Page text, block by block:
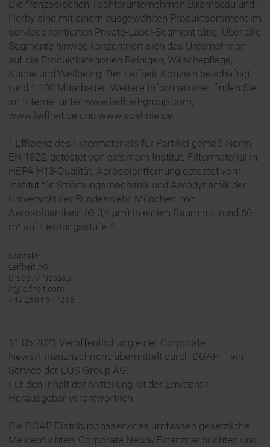
Die französischen Tochterunternehmen Birambeau und
Herby sind mit einem ausgewählten Produktsortiment im
serviceorientierten Private-Label-Segment tätig. Über alle
Segmente hinweg konzentriert sich das Unternehmen
auf die Produktkategorien Reinigen, Wäschepflege,
Küche und Wellbeing. Der Leifheit-Konzern beschäftigt
rund 1.100 Mitarbeiter. Weitere Informationen finden Sie
im Internet unter www.leifheit-group.com,
www.leifheit.de und www.soehnle.de.
1 Effizienz des Filtermaterials für Partikel gemäß Norm
EN 1822, getestet von externem Institut. Filtermaterial in
HEPA H13-Qualität. Aerosolentfernung getestet vom
Institut für Strömungsmechanik und Aerodynamik der
Universität der Bundeswehr, München; mit
Aerosolpartikeln (Ø 0,4 µm) in einem Raum mit rund 60
m³ auf Leistungsstufe 4.
Kontakt:
Leifheit AG
D-56377 Nassau
ir@leifheit.com
+49 2604 977218
11.05.2021 Veröffentlichung einer Corporate
News/Finanznachricht, übermittelt durch DGAP – ein
Service der EQS Group AG.
Für den Inhalt der Mitteilung ist der Emittent /
Herausgeber verantwortlich.
Die DGAP Distributionsservices umfassen gesetzliche
Meldepflichten, Corporate News/Finanznachrichten und